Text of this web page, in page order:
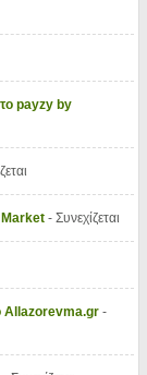
payzy by
- Συνεχίζεται
Allazorevma.gr -